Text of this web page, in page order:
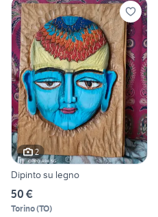
2
Dipinto su legno
50 €
Torino(TO)